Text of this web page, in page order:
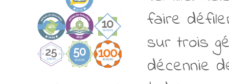
faire
sur trois
décennie